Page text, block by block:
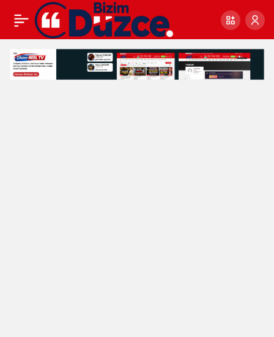
GÜMÜŞOVA’DA
DEDEKORU FERYADI!
0